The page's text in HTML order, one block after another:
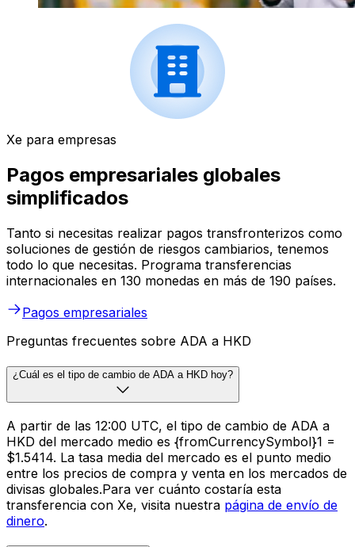
Xe para empresas
Pagos empresariales globales
simplificados
Tanto si necesitas realizar pagos transfronterizos como
soluciones de gestión de riesgos cambiarios, tenemos
todo lo que necesitas. Programa transferencias
internacionales en 130 monedas en más de 190 países.
Pagos empresariales
Preguntas frecuentes sobre ADA a HKD
¿Cuál es el tipo de cambio de ADA a HKD hoy?
A partir de las 12:00 UTC, el tipo de cambio de ADA a
HKD del mercado medio es {fromCurrencySymbol}1 =
$1.5414. La tasa media del mercado es el punto medio
entre los precios de compra y venta en los mercados de
divisas globales.Para ver cuánto costaría esta
transferencia con Xe, visita nuestra página de envío de
dinero.